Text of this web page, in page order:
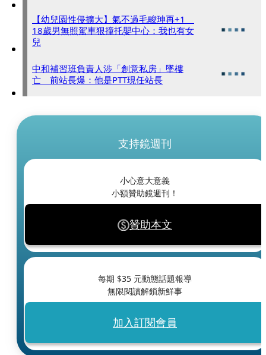
【幼兒園性侵擴大】氣不過毛畯珅再+1
18歲男無照駕車狠撞托嬰中心：我也有女
兒
中和補習班負責人涉「創意私房」墜樓
亡 前站長爆：他是PTT現任站長
支持鏡週刊
小心意大意義
小額贊助鏡週刊！
贊助本文
每期 $35 元動態話題報導
無限閱讀解鎖新鮮事
加入訂閱會員